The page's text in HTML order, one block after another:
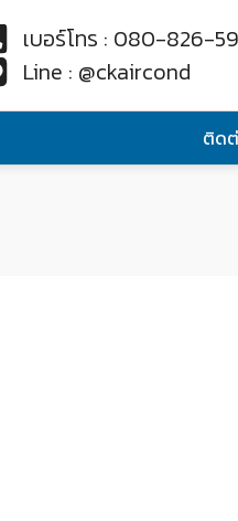
เบอร์โทร : 080-826-
Line : @ckaircond
ติดต่